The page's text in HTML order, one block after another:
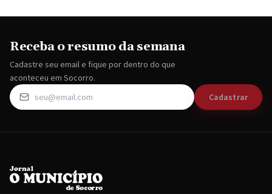
Receba o resumo da semana
Cadastre seu email e fique por dentro do que
aconteceu em Socorro.
Cadastrar